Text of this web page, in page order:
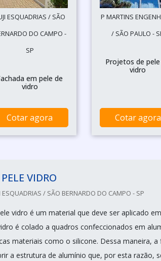
ESQUADRIAS / SÃO
DO CAMPO -
SP
em pele de
vidro
Cotar agora
P MARTINS
/ SÃO PAULO -
Projetos de pele
vidro
Cotar agora
PELE VIDRO
ESQUADRIAS / SÃO BERNARDO DO CAMPO - SP
vidro é um material que deve ser aplicado
é colado a quadros confeccionados em
materiais como o silicone. Dessa maneira,
a estrutura de alumínio que, por esta razão,